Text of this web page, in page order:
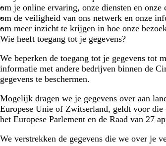
om je online ervaring, onze diensten en
om de veiligheid van ons netwerk en onze
om meer inzicht te krijgen in hoe onze
Wie heeft toegang tot je gegevens?
We beperken de toegang tot je gegevens tot
informatie met andere bedrijven binnen de
gegevens te beschermen.
Mogelijk dragen we je gegevens over aan
Europese Unie of Zwitserland, geldt voor die
het Europese Parlement en de Raad van 27
We verstrekken de gegevens die we over je